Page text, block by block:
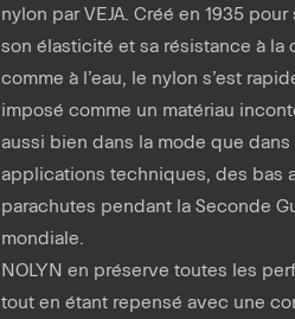
nylon par VEJA. Créé en 1935 pour
son élasticité et sa résistance à la
comme à l’eau, le nylon s’est
imposé comme un matériau
aussi bien dans la mode que dans
applications techniques, des bas
parachutes pendant la Seconde
mondiale.
NOLYN en préserve toutes les
tout en étant repensé avec une